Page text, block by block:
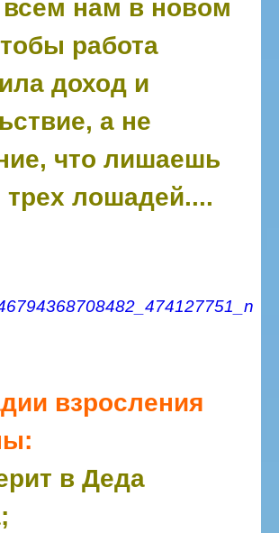
нам в новом
работа
доход и
а не
что лишаешь
лошадей....
взросления
в Деда